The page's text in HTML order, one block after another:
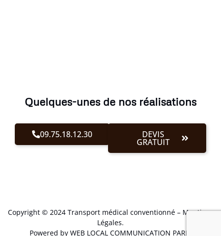
Quelques-unes de nos réalisations
09.75.18.12.30 DEVIS
GRATUIT
Copyright © 2024 Transport médical conventionné – Mentions
Légales.
Powered by WEB LOCAL COMMUNICATION PARIS